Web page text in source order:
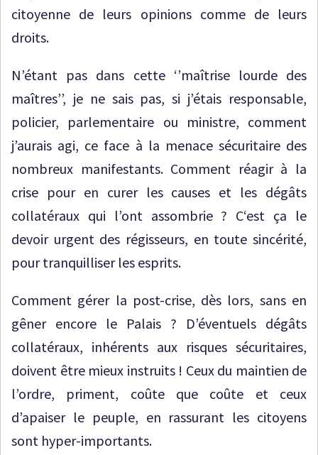
citoyenne de leurs opinions comme de leurs
droits.
N’étant pas dans cette ‘’maîtrise lourde des
maîtres’’, je ne sais pas, si j’étais responsable,
policier, parlementaire ou ministre, comment
j’aurais agi, ce face à la menace sécuritaire des
nombreux manifestants. Comment réagir à la
crise pour en curer les causes et les dégâts
collatéraux qui l’ont assombrie ? C‘est ça le
devoir urgent des régisseurs, en toute sincérité,
pour tranquilliser les esprits.
Comment gérer la post-crise, dès lors, sans en
gêner encore le Palais ? D’éventuels dégâts
collatéraux, inhérents aux risques sécuritaires,
doivent être mieux instruits ! Ceux du maintien de
l’ordre, priment, coûte que coûte et ceux
d’apaiser le peuple, en rassurant les citoyens
sont hyper-importants.